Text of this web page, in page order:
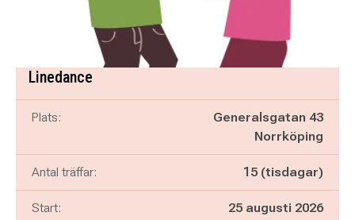
Linedance
Plats:
Generalsgatan 43
Norrköping
Antal träffar: 15 (tisdagar)
Start: 25 augusti 2026